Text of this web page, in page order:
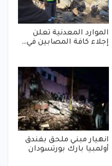
الموارد المعدنية تعلن
إجلاء كافة المصابين في…
انهيار مبني ملحق بفندق
أولمبيا بارك بورتسودان